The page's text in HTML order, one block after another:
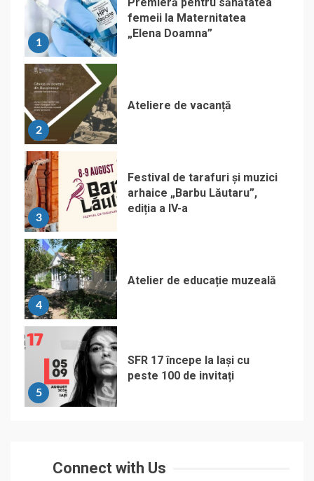
1
femeii la Maternitatea
„Elena Doamna”
2
Ateliere de vacanță
3
Festival de tarafuri și muzici
arhaice „Barbu Lăutaru”,
ediția a IV-a
4
Atelier de educație muzeală
5
SFR 17 începe la Iași cu
peste 100 de invitați
Connect with Us